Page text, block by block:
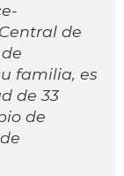
de
familia, es
de 33
de